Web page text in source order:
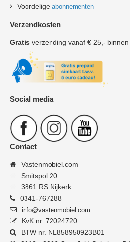
Voordelige abonnementen
Verzendkosten
Gratis verzending vanaf € 25,-
Social media
Contact
Vastenmobiel.com
Smitspol 20
3861 RS Nijkerk
0341-767288
info@vastenmobiel.com
KvK nr. 72024720
BTW nr. NL858950923B01